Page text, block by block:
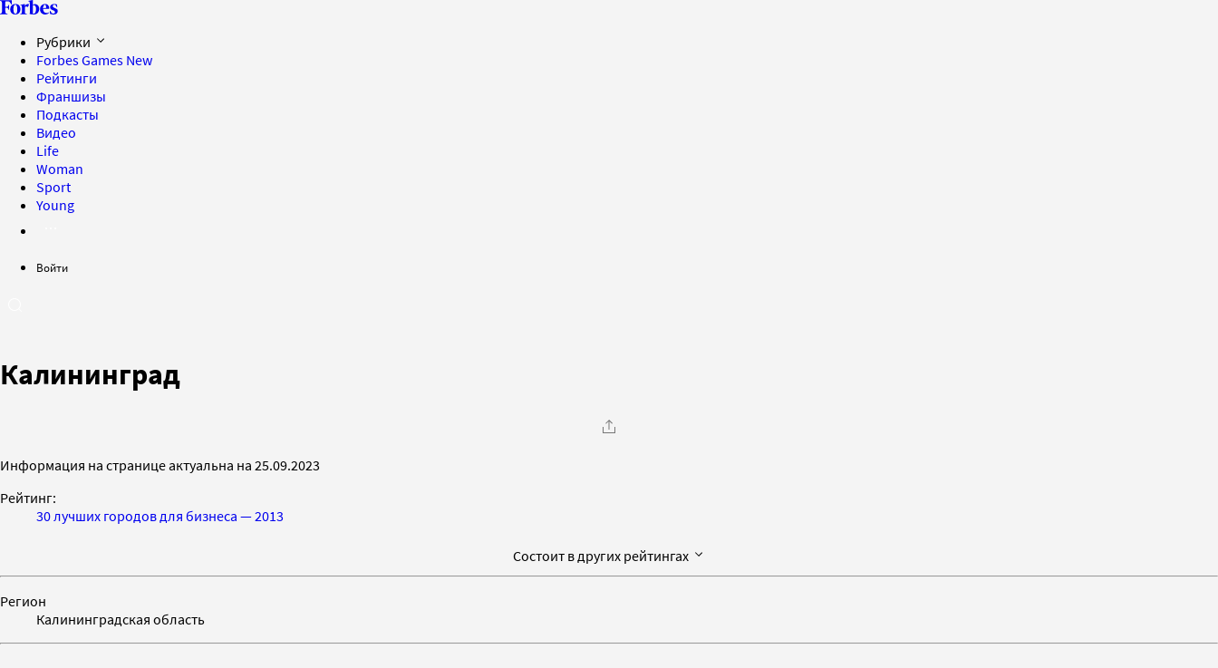
Рубрики
Forbes Games New
Рейтинги
Франшизы
Подкасты
Видео
Life
Woman
Sport
Young
Войти
Калининград
Информация на странице актуальна на 25.09.2023
Рейтинг:
30 лучших городов для бизнеса — 2013
Состоит в других рейтингах
Регион
Калининградская область